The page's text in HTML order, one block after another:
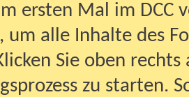
ersten Mal im DCC
, um alle Inhalte des
Sie oben
zu starten.